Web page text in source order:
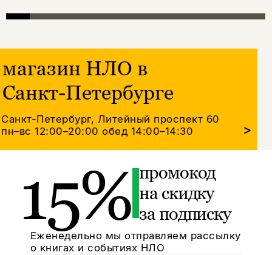
магазин НЛО в
Санкт-Петербурге
Санкт-Петербург, Литейный проспект 60
пн–вс 12:00–20:00обед 14:00–14:30 >
15% промокод
на скидку
за подписку
Еженедельно мы отправляем рассылку
о книгах и событиях НЛО